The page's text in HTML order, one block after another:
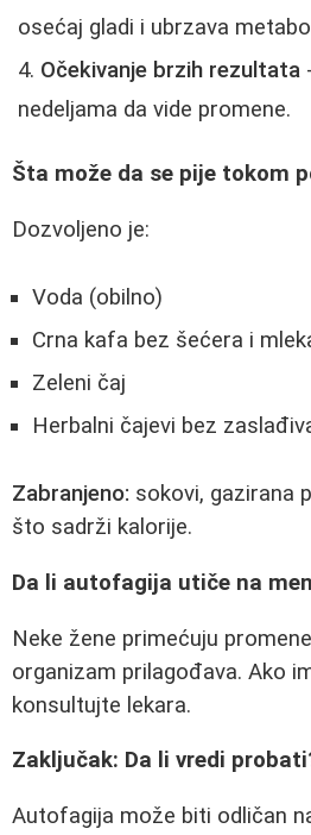
osećaj gladi i ubrzava
Očekivanje brzih rezultata
nedeljama da vide promene.
Šta može da se pije tokom
Dozvoljeno je:
Voda (obilno)
Crna kafa bez šećera i
Zeleni čaj
Herbalni čajevi bez
Zabranjeno: sokovi, gazirana
što sadrži kalorije.
Da li autofagija utiče na
Neke žene primećuju
organizam prilagođava. Ako
konsultujte lekara.
Zaključak: Da li vredi
Autofagija može biti odličan